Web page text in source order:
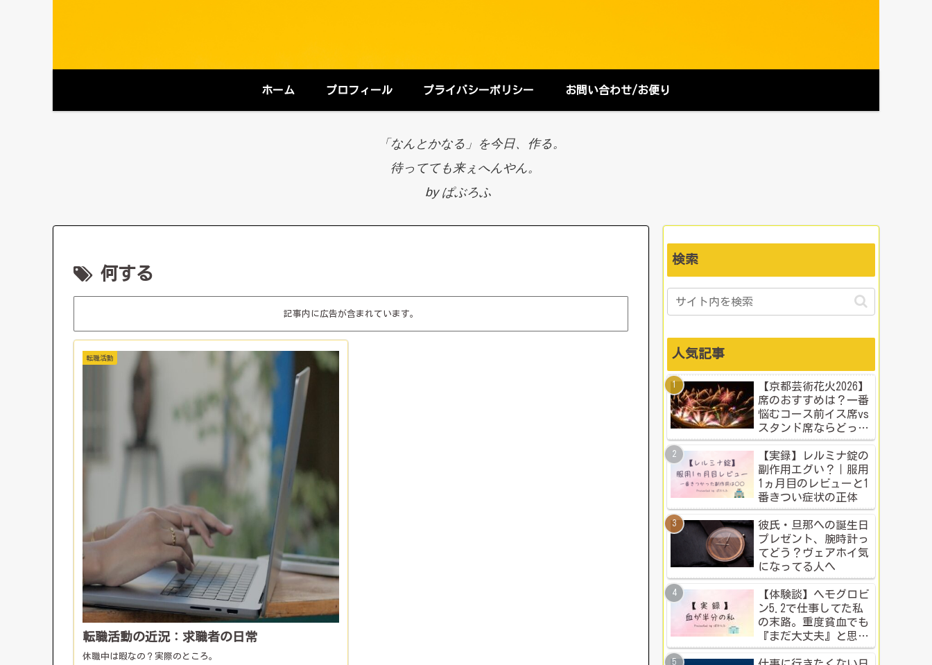
ホーム プロフィール プライバシーポリシー お問い合わせ/お便り
「なんとかなる」を今日、作る。
待ってても来ぇへんやん。
by ぱぶろふ
何する
記事内に広告が含まれています。
転職活動
転職活動の近況：求職者の日常
休職中は暇なの？実際のところ。
検索
人気記事
【京都芸術花火2026】
席のおすすめは？一番
悩むコース前イス席vs
スタンド席ならどっ
ち？本音比較！
【実録】レルミナ錠の
副作用エグい？｜服用
1ヵ月目のレビューと1
番きつい症状の正体
彼氏・旦那への誕生日
プレゼント、腕時計っ
てどう？ヴェアホイ気
になってる人へ
【体験談】ヘモグロビ
ン5.2で仕事してた私
の末路。重度貧血でも
『まだ大丈夫』と思う
人のための警告